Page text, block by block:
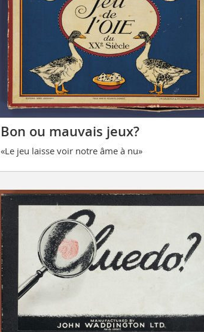
Bon ou mauvais jeux?
«Le jeu laisse voir notre âme à nu»